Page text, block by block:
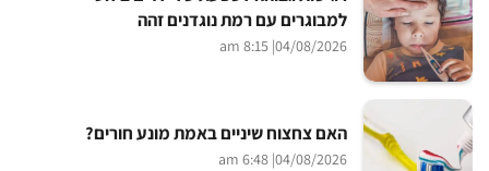
למבוגרים עם רמת נוגדנים זהה
04/08/2026
| 8:15 am
האם צחצוח שיניים באמת מונע חורים?
04/08/2026
| 6:48 am